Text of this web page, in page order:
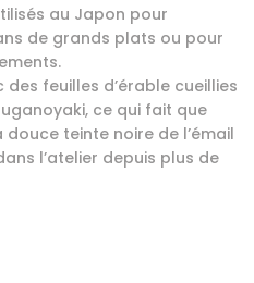
au Japon pour
de grands plats ou pour
feuilles d’érable cueillies
ce qui fait que
teinte noire de l’émail
l’atelier depuis plus de